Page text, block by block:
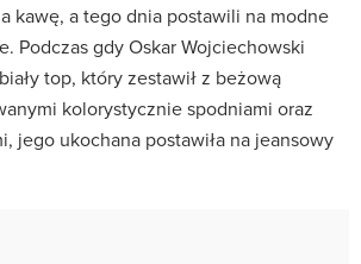
kawę, a tego dnia postawili na modne
Podczas gdy Oskar Wojciechowski
top, który zestawił z beżową
kolorystycznie spodniami oraz
jego ukochana postawiła na jeansowy